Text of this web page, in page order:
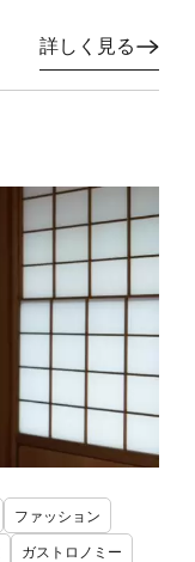
詳しく見る
ファッション
ガストロノミー